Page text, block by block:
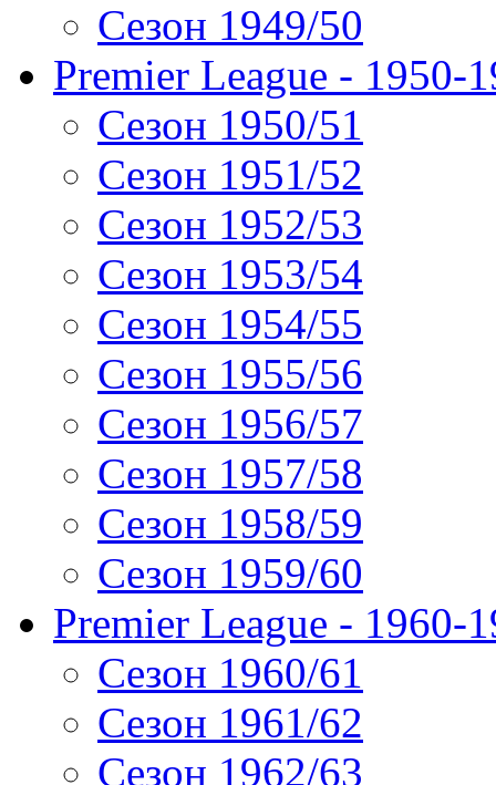
Сезон 1949/50
Premier League - 1950-
Сезон 1950/51
Сезон 1951/52
Сезон 1952/53
Сезон 1953/54
Сезон 1954/55
Сезон 1955/56
Сезон 1956/57
Сезон 1957/58
Сезон 1958/59
Сезон 1959/60
Premier League - 1960-
Сезон 1960/61
Сезон 1961/62
Сезон 1962/63